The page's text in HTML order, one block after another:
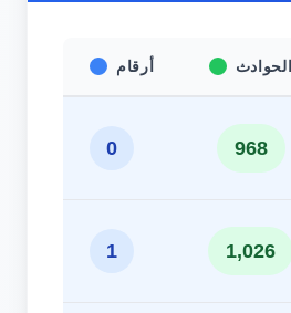
أرقام الحوادث
0 968
1 1,026